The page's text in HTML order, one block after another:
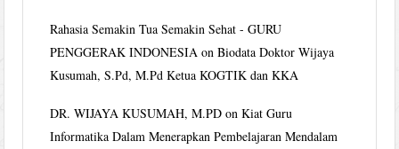
Rahasia Semakin Tua Semakin Sehat - GURU
PENGGERAK INDONESIA onBiodata Doktor Wijaya
Kusumah, S.Pd, M.Pd Ketua KOGTIK dan KKA
DR. WIJAYA KUSUMAH, M.PD onKiat Guru
Informatika Dalam Menerapkan Pembelajaran Mendalam